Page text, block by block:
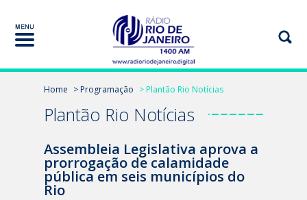
Home > Programação > Plantão Rio Notícias
Plantão Rio Notícias
Assembleia Legislativa aprova a
prorrogação de calamidade
pública em seis municípios do
Rio